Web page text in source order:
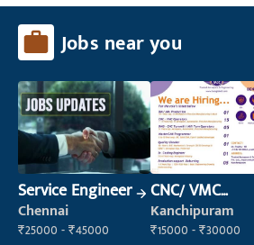
Jobs near you
Service Engineer
Chennai
₹25000 - ₹45000
CNC/ VMC
Operator
Kanchipuram
₹15000 - ₹30000